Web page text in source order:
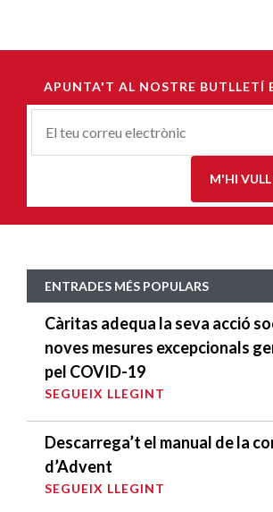
APUNTA'T AL NOSTRE BUTLLETÍ
Correu-
M'HI VULL
ENTRADES MÉS POPULARS
Càritas adequa la seva acció
noves mesures excepcionals
pel COVID-19
SEGUEIX LLEGINT
Descarrega’t el manual de la
d’Advent
SEGUEIX LLEGINT